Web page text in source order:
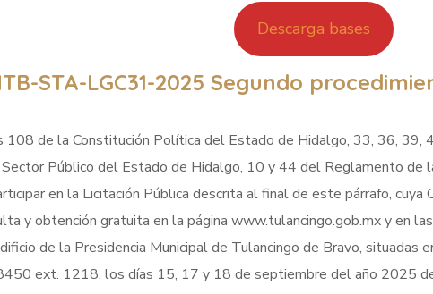
Descarga bases
STA-LGC31-2025 Segundo
108 de la Constitución Política del Estado de Hidalgo, 33, 36, 39,
Público del Estado de Hidalgo, 10 y 44 del Reglamento de
en la Licitación Pública descrita al final de este párrafo,
y obtención gratuita en la página www.tulancingo.gob.mx y en
de la Presidencia Municipal de Tulancingo de Bravo, situadas
ext. 1218, los días 15, 17 y 18 de septiembre del año 2025